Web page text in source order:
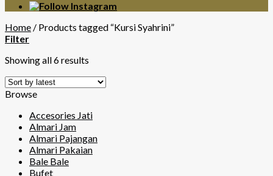
Home / Products tagged “Kursi Syahrini”
Filter
Showing all 6 results
Browse
Accesories Jati
Almari Jam
Almari Pajangan
Almari Pakaian
Bale Bale
Bufet